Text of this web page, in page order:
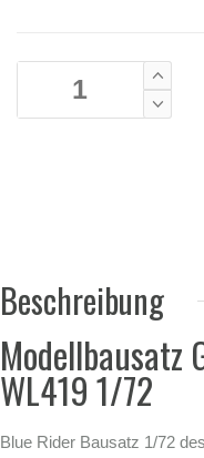
Beschreibung
Modellbausatz
WL419 1/72
Blue Rider Bausatz 1/72